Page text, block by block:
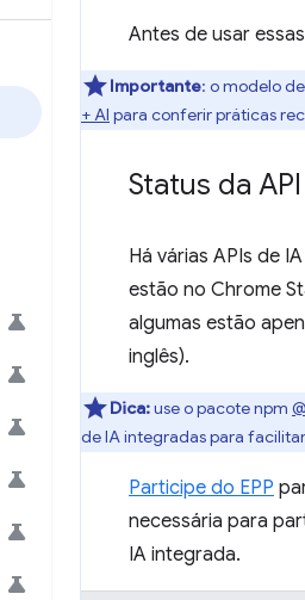
Antes de usar
Importante: o modelo
+ AI para conferir práticas
Status da API
Há várias APIs de
estão no Chrome
algumas estão
inglês).
Dica:use o pacote npm
de IA integradas para
Participe do EPP
necessária para
IA integrada.